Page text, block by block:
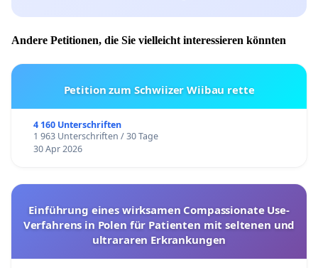
Andere Petitionen, die Sie vielleicht interessieren könnten
Petition zum Schwiizer Wiibau rette
4 160 Unterschriften
1 963 Unterschriften / 30 Tage
30 Apr 2026
Einführung eines wirksamen Compassionate Use-
Verfahrens in Polen für Patienten mit seltenen und
ultrararen Erkrankungen